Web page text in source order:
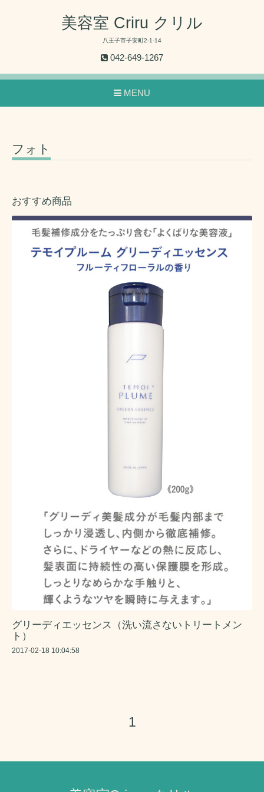
美容室 Criru クリル
八王子市子安町2-1-14
042-649-1267
MENU
フォト
おすすめ商品
グリーディエッセンス（洗い流さないトリートメン
ト）
2017-02-18 10:04:58
1